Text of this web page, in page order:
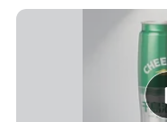
Occasions d'application :